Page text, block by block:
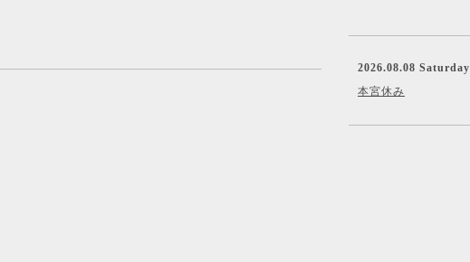
2026.08.08 Saturday
本宮休み